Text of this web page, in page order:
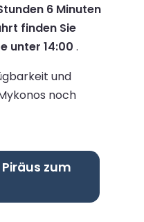
6 Minuten
finden Sie
unter 14:00 .
und
noch
zum